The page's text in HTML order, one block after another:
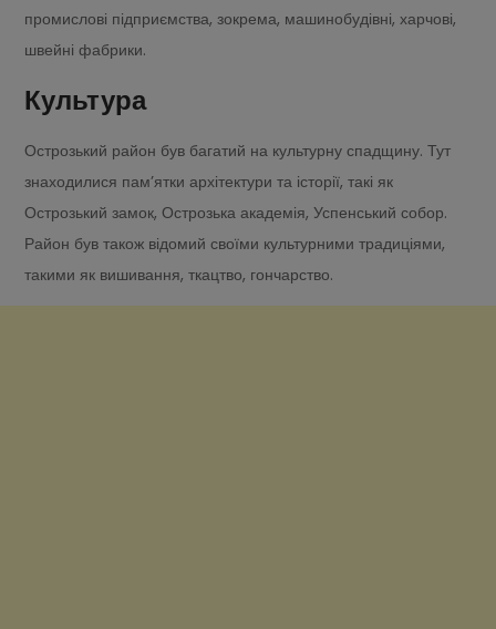
промислові підприємства, зокрема, машинобудівні, харчові,
швейні фабрики.
Культура
Острозький район був багатий на культурну спадщину. Тут
знаходилися пам’ятки архітектури та історії, такі як
Острозький замок, Острозька академія, Успенський собор.
Район був також відомий своїми культурними традиціями,
такими як вишивання, ткацтво, гончарство.